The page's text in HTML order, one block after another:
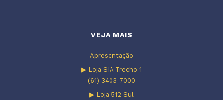
VEJA MAIS
Apresentação
▶ Loja SIA Trecho 1
(61) 3403-7000
▶ Loja 512 Sul